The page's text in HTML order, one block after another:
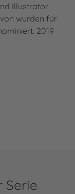
Illustrator
wurden für
2019
Serie